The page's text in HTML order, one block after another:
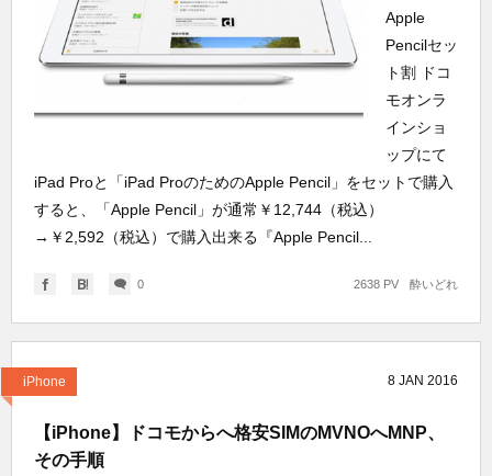
Apple
Pencilセッ
ト割 ドコ
モオンラ
インショ
ップにて
iPad Proと「iPad ProのためのApple Pencil」をセットで購入
すると、「Apple Pencil」が通常￥12,744（税込）
→￥2,592（税込）で購入出来る『Apple Pencil...
0 酔いどれ
2638 PV
iPhone 8 JAN 2016
【iPhone】ドコモからへ格安SIMのMVNOへMNP、
その手順